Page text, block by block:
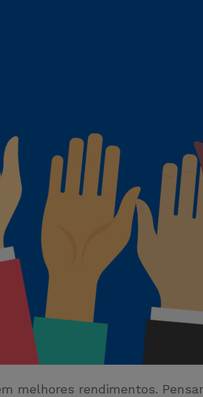
melhores rendimentos.